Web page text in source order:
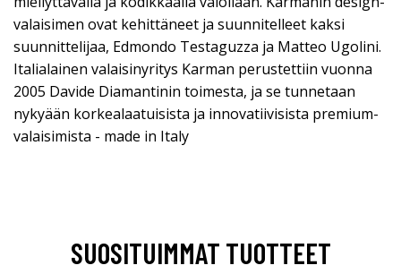
valaisimen ovat kehittäneet ja suunnitelleet kaksi
suunnittelijaa, Edmondo Testaguzza ja Matteo Ugolini.
Italialainen valaisinyritys Karman perustettiin vuonna
2005 Davide Diamantinin toimesta, ja se tunnetaan
nykyään korkealaatuisista ja innovatiivisista premium-
valaisimista - made in Italy
SUOSITUIMMAT TUOTTEET